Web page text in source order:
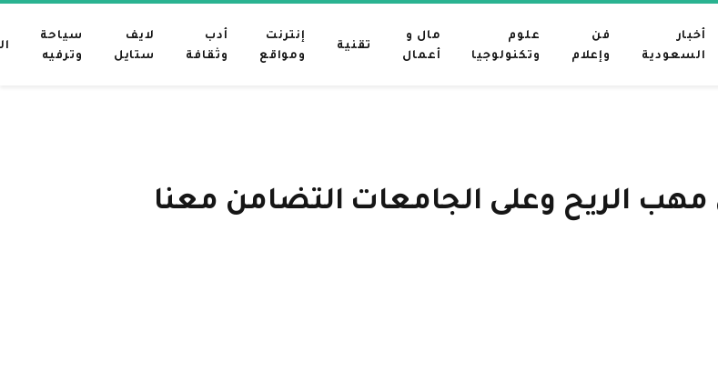
أخبار
السعودية
فن
وإعلام
علوم
وتكنولوجيا
مال و
أعمال
تقنية
إنترنت
ومواقع
أدب
وثقافة
لايف
ستايل
سياحة
وترفيه
الريح وعلى الجامعات التضامن معنا